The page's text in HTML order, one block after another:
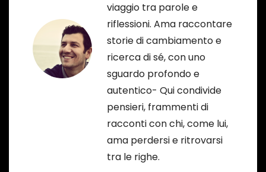
viaggio tra parole e
riflessioni. Ama raccontare
storie di cambiamento e
ricerca di sé, con uno
sguardo profondo e
autentico- Qui condivide
pensieri, frammenti di
racconti con chi, come lui,
ama perdersi e ritrovarsi
tra le righe.